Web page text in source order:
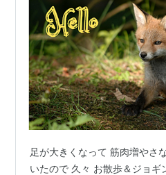
足が大きくなって 筋肉増やさ
いたので 久々 お散歩＆ジョギ